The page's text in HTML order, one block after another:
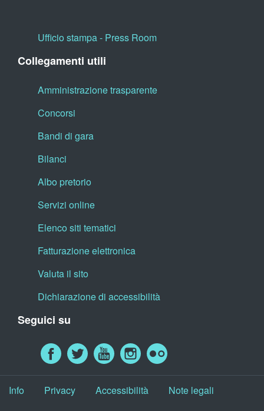
Ufficio stampa - Press Room
Collegamenti utili
Amministrazione trasparente
Concorsi
Bandi di gara
Bilanci
Albo pretorio
Servizi online
Elenco siti tematici
Fatturazione elettronica
Valuta il sito
Dichiarazione di accessibilità
Seguici su
Info Privacy Accessibilità Note legali